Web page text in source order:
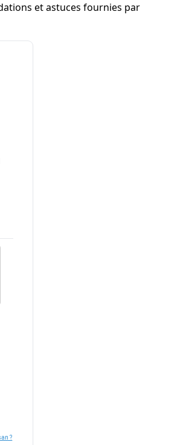
et astuces fournies par
?